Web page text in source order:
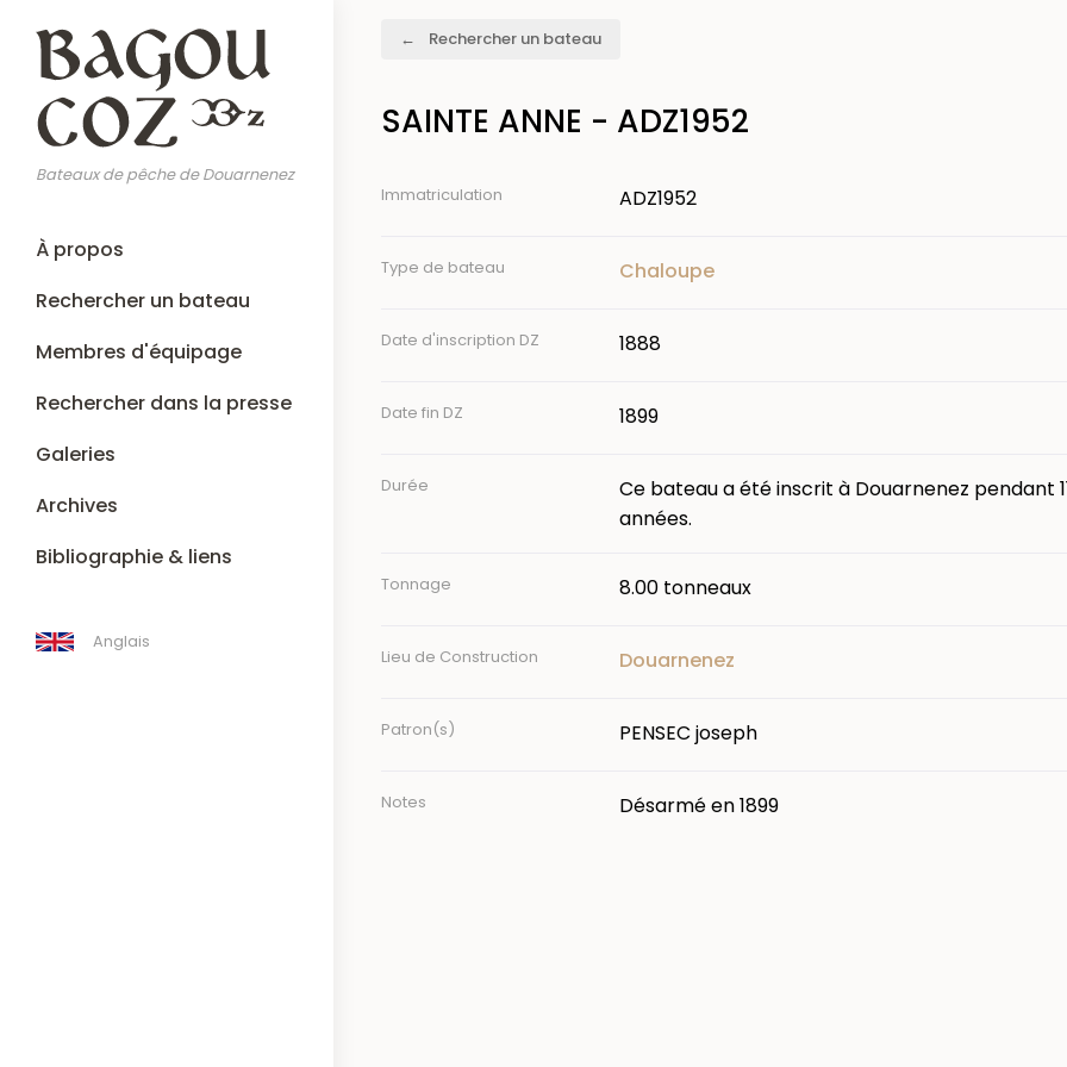
contenu
principal
Bateaux de pêche de Douarnenez
Main
navigation
À propos
Rechercher un bateau
Membres d'équipage
Rechercher dans la presse
Galeries
Archives
Bibliographie & liens
Anglais
Rechercher un bateau
SAINTE ANNE - ADZ1952
Immatriculation ADZ1952
Type de bateau Chaloupe
Date d'inscription DZ 1888
Date fin DZ 1899
Durée
Ce bateau a été inscrit à Douarnenez pendant
années.
Tonnage 8.00 tonneaux
Lieu de Construction Douarnenez
Patron(s) PENSEC joseph
Notes Désarmé en 1899